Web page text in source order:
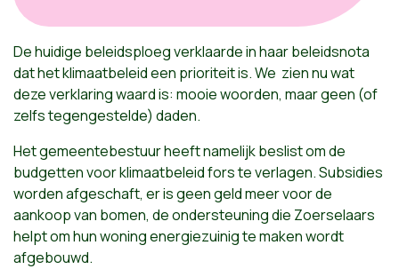
De huidige beleidsploeg verklaarde in haar beleidsnota
dat het klimaatbeleid een prioriteit is. We zien nu wat
deze verklaring waard is: mooie woorden, maar geen (of
zelfs tegengestelde) daden.
Het gemeentebestuur heeft namelijk beslist om de
budgetten voor klimaatbeleid fors te verlagen. Subsidies
worden afgeschaft, er is geen geld meer voor de
aankoop van bomen, de ondersteuning die Zoerselaars
helpt om hun woning energiezuinig te maken wordt
afgebouwd.